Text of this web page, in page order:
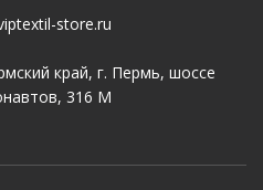
store.ru
край, г. Пермь, шоссе
316 М